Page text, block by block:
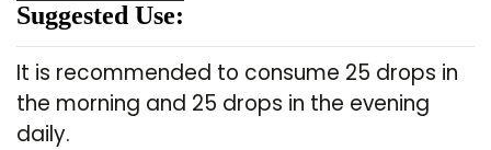
Suggested Use:
It is recommended to consume 25 drops in
the morning and 25 drops in the evening
daily.